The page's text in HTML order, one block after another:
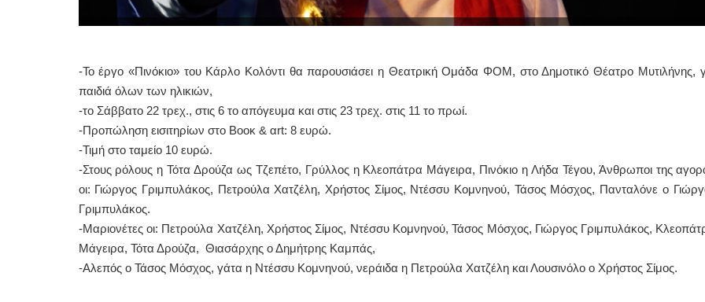
-Το έργο «Πινόκιο» του Κάρλο Κολόντι θα παρουσιάσει η Θεατρική Ομάδα ΦΟΜ, στο Δημοτικό Θέατρο Μυτιλήνης,
παιδιά όλων των ηλικιών,
-το Σάββατο 22 τρεχ., στις 6 το απόγευμα και στις 23 τρεχ. στις 11 το πρωί.
-Προπώληση εισιτηρίων στο Bοοκ & αrt: 8 ευρώ.
-Τιμή στο ταμείο 10 ευρώ.
-Στους ρόλους η Τότα Δρούζα ως Τζεπέτο, Γρύλλος η Κλεοπάτρα Μάγειρα, Πινόκιο η Λήδα Τέγου, Άνθρωποι της
οι: Γιώργος Γριμπυλάκος, Πετρούλα Χατζέλη, Χρήστος Σίμος, Ντέσσυ Κομνηνού, Τάσος Μόσχος, Πανταλόνε ο
Γριμπυλάκος.
-Μαριονέτες οι: Πετρούλα Χατζέλη, Χρήστος Σίμος, Ντέσσυ Κομνηνού, Τάσος Μόσχος, Γιώργος Γριμπυλάκος,
Μάγειρα, Τότα Δρούζα, Θιασάρχης ο Δημήτρης Καμπάς,
-Αλεπός ο Τάσος Μόσχος, γάτα η Ντέσσυ Κομνηνού, νεράιδα η Πετρούλα Χατζέλη και Λουσινόλο ο Χρήστος Σίμος.
Καλλιπόλεως 3,Νέα Σμύρνη,
Καβέτσου 10, Μυτιλήνη, τηλ:
Χειρουργός Ωτορινολαρυγγολόγος
Έλενα Μπούμπα
Στρατιωτικός Ιατρός